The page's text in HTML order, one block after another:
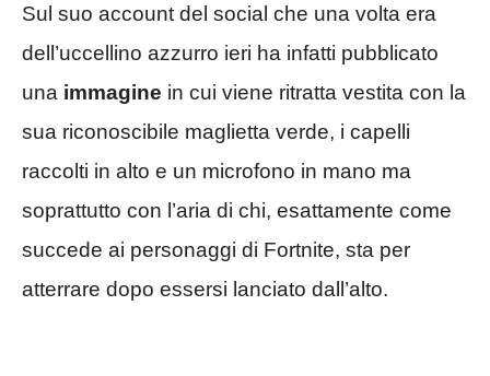
Sul suo account del social che una volta era
dell’uccellino azzurro ieri ha infatti pubblicato
una immagine in cui viene ritratta vestita con la
sua riconoscibile maglietta verde, i capelli
raccolti in alto e un microfono in mano ma
soprattutto con l’aria di chi, esattamente come
succede ai personaggi di Fortnite, sta per
atterrare dopo essersi lanciato dall’alto.